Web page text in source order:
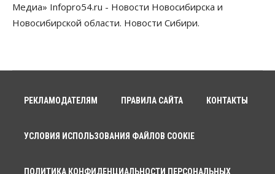
Общество
Премьер-министру Мишустину показали проект
подтверждают нормализацию ситуации с
топливом
сократилось почти на 15%
Медиа» Infopro54.ru - Новости Новосибирска и
Новосибирской области. Новости Сибири.
РЕКЛАМОДАТЕЛЯМ ПРАВИЛА САЙТА КОНТАКТЫ
УСЛОВИЯ ИСПОЛЬЗОВАНИЯ ФАЙЛОВ COOKIE
ПОЛИТИКА КОНФИДЕНЦИАЛЬНОСТИ ПЕРСОНАЛЬНЫХ